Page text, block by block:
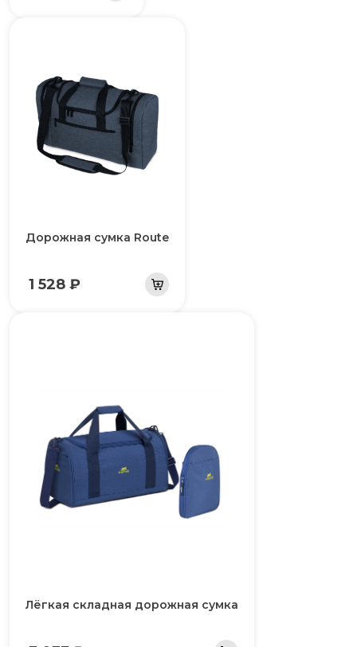
Дорожная сумка Route
1 528 ₽
Лёгкая складная дорожная сумка